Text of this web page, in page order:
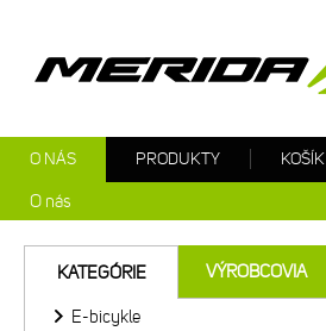
KATEGÓRIE VÝROBCOVIA
E-bicykle
O NÁS
O nás
PRODUKTY KOŠÍK